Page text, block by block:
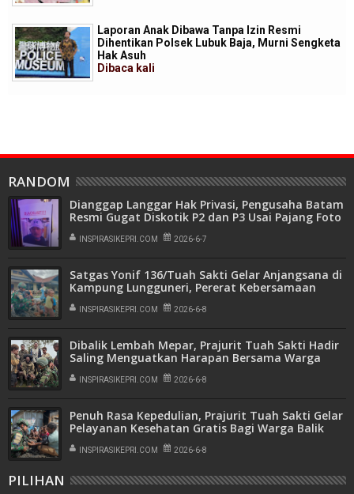
Laporan Anak Dibawa Tanpa Izin Resmi
Dihentikan Polsek Lubuk Baja, Murni Sengketa
Hak Asuh
Dibaca kali
RANDOM
Dianggap Langgar Hak Privasi, Pengusaha Batam
Resmi Gugat Diskotik P2 dan P3 Usai Pajang Foto
INSPIRASIKEPRI.COM 2026-6-7
Satgas Yonif 136/Tuah Sakti Gelar Anjangsana di
Kampung Lungguneri, Pererat Kebersamaan
INSPIRASIKEPRI.COM 2026-6-8
Dibalik Lembah Mepar, Prajurit Tuah Sakti Hadir
Saling Menguatkan Harapan Bersama Warga
INSPIRASIKEPRI.COM 2026-6-8
Penuh Rasa Kepedulian, Prajurit Tuah Sakti Gelar
Pelayanan Kesehatan Gratis Bagi Warga Balik
INSPIRASIKEPRI.COM 2026-6-8
PILIHAN